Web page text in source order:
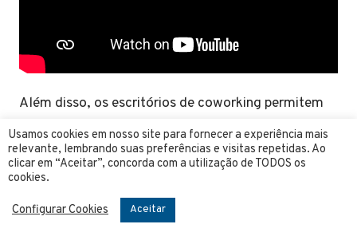
Além disso, os escritórios de coworking permitem
que os funcionários encontrem significado em seu
trabalho e oferecem aos membros uma sala para
expandir sua rede de contatos e negócios.
De acordo com uma pesquisa, 72% dos profissionais
relataram que ter mais benefícios no trabalho
Usamos cookies em nosso site para fornecer a experiência mais
relevante, lembrando suas preferências e visitas repetidas. Ao
clicar em “Aceitar”, concorda com a utilização de TODOS os
cookies.
Configurar Cookies Aceitar